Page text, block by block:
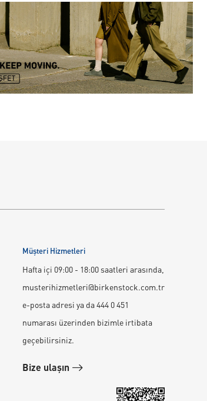
Müşteri Hizmetleri
Hafta içi 09:00 - 18:00 saatleri arasında,
musterihizmetleri@birkenstock.com.tr
e-posta adresi ya da 444 0 451
numarası üzerinden bizimle irtibata
geçebilirsiniz.
Bize ulaşın